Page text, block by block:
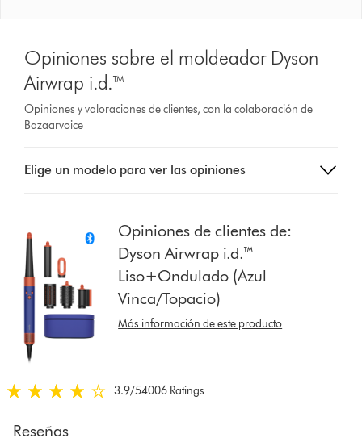
Opiniones sobre el moldeador Dyson
Airwrap i.d.™
Opiniones y valoraciones de clientes, con la colaboración de
Bazaarvoice
a
list
to
show
reviews
that
model
Elige un modelo para ver las opiniones
Opiniones de clientes de:
Dyson Airwrap i.d.™
Liso+Ondulado (Azul
Vinca/Topacio)
Más información de este producto
3.9
de
3.9/54006 Ratings